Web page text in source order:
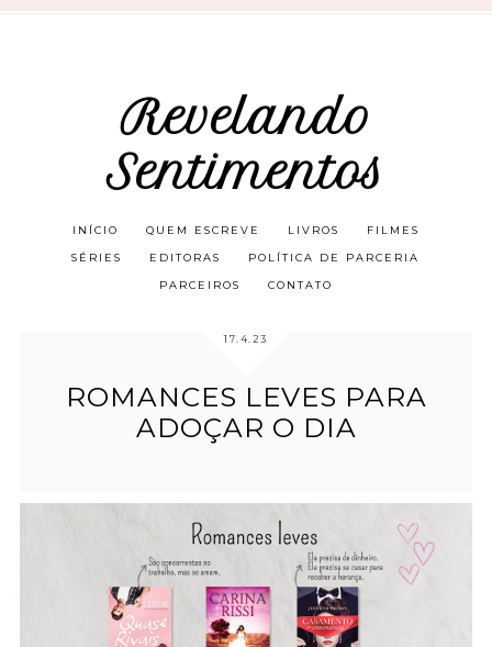
Revelando
Sentimentos
INÍCIO QUEM ESCREVE LIVROS FILMES
SÉRIES EDITORAS POLÍTICA DE PARCERIA
PARCEIROS CONTATO
17.4.23
ROMANCES LEVES PARA
ADOÇAR O DIA